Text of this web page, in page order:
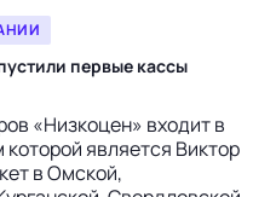
первые кассы
«Низкоцен» входит в
является Виктор
в Омской,